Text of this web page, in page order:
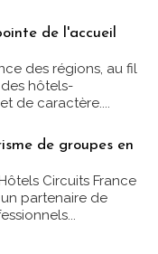
de l'accueil
des régions, au fil
hôtels-
de caractère....
de groupes en
Circuits France
un partenaire de